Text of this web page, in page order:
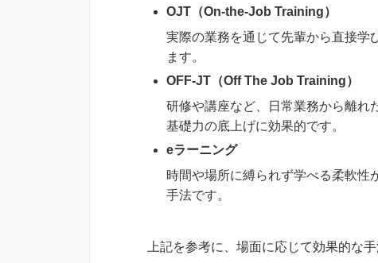
OJT（On-the-Job Training）
実際の業務を通じて先輩から直接学
ます。
OFF-JT（Off The Job Training）
研修や講座など、日常業務から離れ
基礎力の底上げに効果的です。
eラーニング
時間や場所に縛られず学べる柔軟性
手法です。
上記を参考に、場面に応じて効果的な